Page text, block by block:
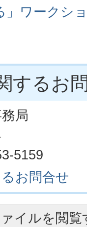
」ワークシ
するお
局
5159
お問合せ
イルを閲